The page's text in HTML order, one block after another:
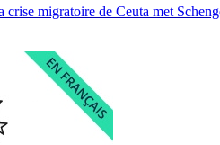
crise migratoire de Ceuta met